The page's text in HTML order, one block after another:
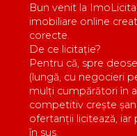
Bun venit la
imobiliare online
corecte.
De ce licitație?
Pentru că, spre
(lungă, cu negocieri
mulți cumpărători în
competitiv crește
ofertanții licitează,
în sus.